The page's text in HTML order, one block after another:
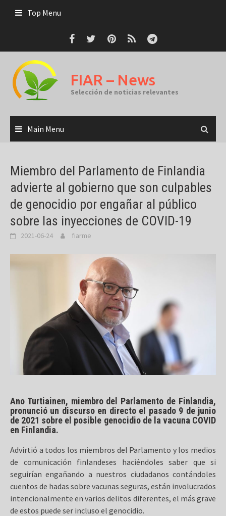
Top Menu
FIAR – News
Selección de noticias relevantes
Main Menu
Miembro del Parlamento de Finlandia
advierte al gobierno que son culpables
de genocidio por engañar al público
sobre las inyecciones de COVID-19
2021-06-24 fiarme
Ano Turtiainen, miembro del Parlamento de Finlandia,
pronunció un discurso en directo el pasado 9 de junio
de 2021 sobre el posible genocidio de la vacuna COVID
en Finlandia.
Advirtió a todos los miembros del Parlamento y los medios
de comunicación finlandeses haciéndoles saber que si
seguirían engañando a nuestros ciudadanos contándoles
cuentos de hadas sobre vacunas seguras, están involucrados
intencionalmente en varios delitos diferentes, el más grave
de estos puede ser incluso el genocidio.